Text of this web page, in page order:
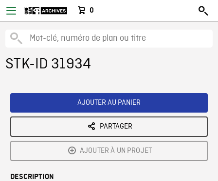
0
STK-ID 31934
AJOUTER AU PANIER
PARTAGER
AJOUTER À UN PROJET
DESCRIPTION